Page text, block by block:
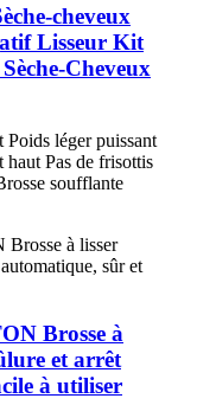
cheveux
Lisseur Kit
Cheveux
léger puissant
haut Pas de frisottis
soufflante
Brosse à
et arrêt
à utiliser